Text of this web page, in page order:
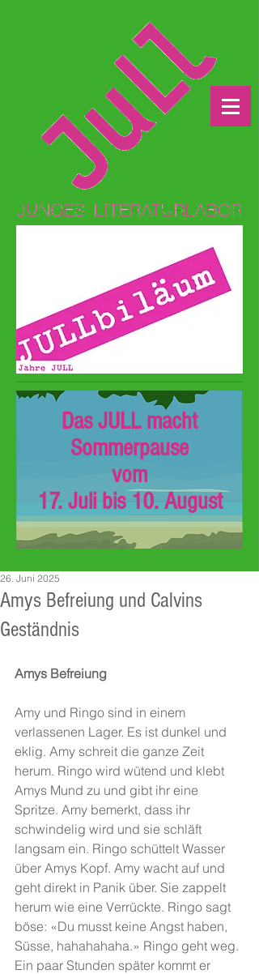
Das JULL macht
Sommerpause
vom
17. Juli bis 10. August
Amys Befreiung und Calvins
Geständnis
26. Juni 2025
Amys Befreiung
Amy und Ringo sind in einem
verlassenen Lager. Es ist dunkel und
eklig. Amy schreit die ganze Zeit
herum. Ringo wird wütend und klebt
Amys Mund zu und gibt ihr eine
Spritze. Amy bemerkt, dass ihr
schwindelig wird und sie schläft
langsam ein. Ringo schüttelt Wasser
über Amys Kopf. Amy wacht auf und
geht direkt in Panik über. Sie zappelt
herum wie eine Verrückte. Ringo sagt
böse: «Du musst keine Angst haben,
Süsse, hahahahaha.» Ringo geht weg.
Ein paar Stunden später kommt er